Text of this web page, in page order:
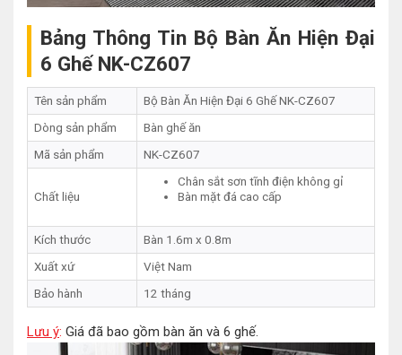
Bảng Thông Tin Bộ Bàn Ăn Hiện Đại
6 Ghế NK-CZ607
Tên sản phẩm
Bộ Bàn Ăn Hiện Đại 6 Ghế NK-CZ607
Dòng sản phẩm
Bàn ghế ăn
Mã sản phẩm
NK-CZ607
Chất liệu
Chân sắt sơn tĩnh điện không gỉ
Bàn mặt đá cao cấp
Kích thước
Bàn 1.6m x 0.8m
Xuất xứ
Việt Nam
Bảo hành
12 tháng
Lưu ý: Giá đã bao gồm bàn ăn và 6 ghế.